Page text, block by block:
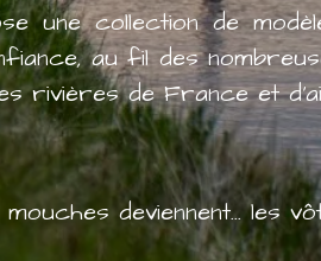
une collection de
au fil des
rivières de France et
deviennent... les